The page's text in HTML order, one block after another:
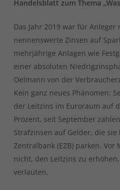
Handelsblatt zum Thema
Das Jahr 2019 war für
nennenswerte Zinsen auf
mehrjährige Anlagen wie
einer absoluten
Oelmann von der
Kein ganz neues Phänomen:
der Leitzins im Euroraum auf
Prozent, seit September
Strafzinsen auf Gelder, die
Zentralbank (EZB) parken. Vor
nicht, den Leitzins zu
verlauten.